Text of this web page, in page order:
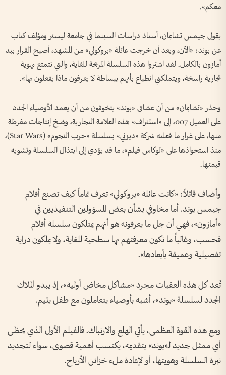
معكم».
يقول جيمس تشابمان، أستاذ دراسات السينما في جامعة ليستر ومؤلف كتاب
عن بوند: «الآن، وبعد أن خرجت عائلة «بروكولي» من المشهد، أصبح القرار بيد
أمازون بالكامل. لقد اشتروا هذه السلسلة المربحة للغاية، والتي تتمتع بهوية
تجارية راسخة، ويتملكني انطباع بأنهم ببساطة لا يعرفون ماذا يفعلون بها».
وحذر «تشابمان» من أن عشاق «بوند» يتخوفون من أن يعمد الأوصياء الجدد
على العميل 007، إلى «استنزاف» هذه العلامة التجارية، وضخ إنتاجات مفرطة
منها، على غرار ما فعلته شركة «ديزني» بسلسلة «حرب النجوم» (Star Wars)،
منذ استحواذها على «لوكاس فيلم»، ما قد يؤدي إلى ابتذال السلسلة وتشويه
قيمتها.
وأضاف قائلاً: «كانت عائلة «بروكولي» تعرف تماماً كيف تصنع أفلام
جيمس بوند. أما مخاوفي بشأن بعض المسؤولين التنفيذيين في
«أمازون»، فهي أن جل ما يعرفونه هو أنهم يمتلكون سلسلة أفلام
فحسب، وغالباً ما تكون معرفتهم بها سطحية للغاية، ولا يملكون دراية
تفصيلية وعميقة بأبعادها».
تُعد كل هذه العقبات مجرد «مشاكل مخاض أولية»، إذ يبدو الملاك
الجدد لسلسلة «بوند»، أشبه بأوصياء يتعاملون مع طفل يتيم.
ومع هذه القوة العظمى، يأتي الهلع والارتباك. فالفيلم الأول الذي يحظى
أي ممثل جديد لـ«بوند» بتقديمه، يكتسب أهمية قصوى، سواء لتجديد
نبرة السلسلة وهويتها، أو لإعادة ملء خزائن الأرباح.